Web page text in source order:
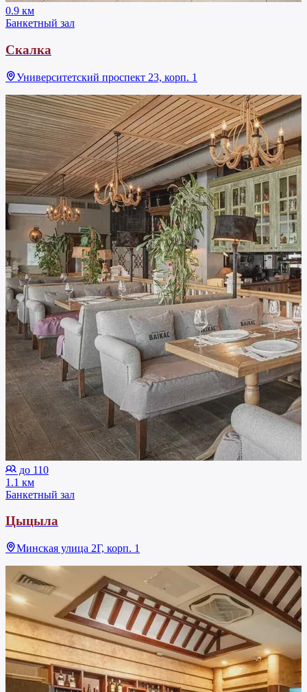
0.9 км
Банкетный зал
Скалка
Университетский проспект 23, корп. 1
до 110
1.1 км
Банкетный зал
Цыцыла
Минская улица 2Г, корп. 1